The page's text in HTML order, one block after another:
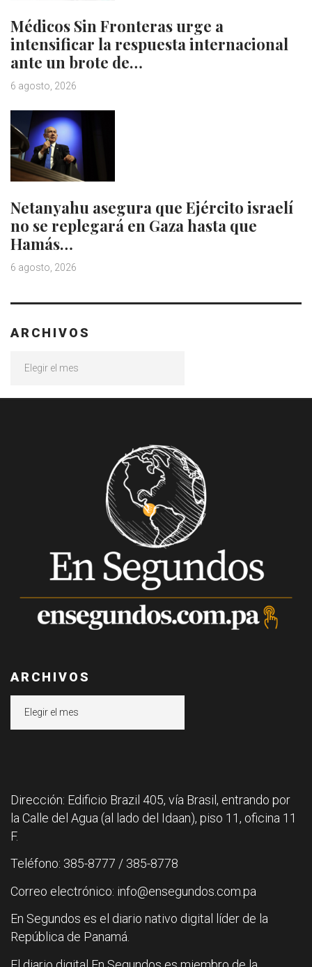
Médicos Sin Fronteras urge a
intensificar la respuesta internacional
ante un brote de…
6 agosto, 2026
Netanyahu asegura que Ejército israelí
no se replegará en Gaza hasta que
Hamás…
6 agosto, 2026
ARCHIVOS
ARCHIVOS
Dirección: Edificio Brazil 405, vía Brasil, entrando por
la Calle del Agua (al lado del Idaan), piso 11, oficina 11
F.
Teléfono: 385-8777 / 385-8778
Correo electrónico: info@ensegundos.com.pa
En Segundos es el diario nativo digital líder de la
República de Panamá.